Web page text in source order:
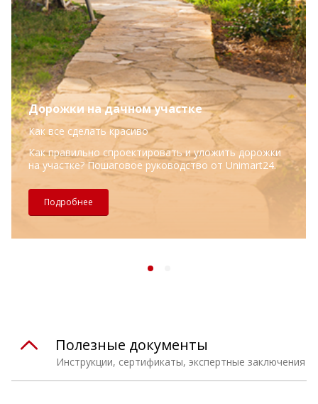
Дорожки на дачном участке
Как все сделать красиво
Как правильно спроектировать и уложить дорожки
на участке? Пошаговое руководство от Unimart24.
Подробнее
Инструкции, сертификаты, экспертные заключения
Полезные документы